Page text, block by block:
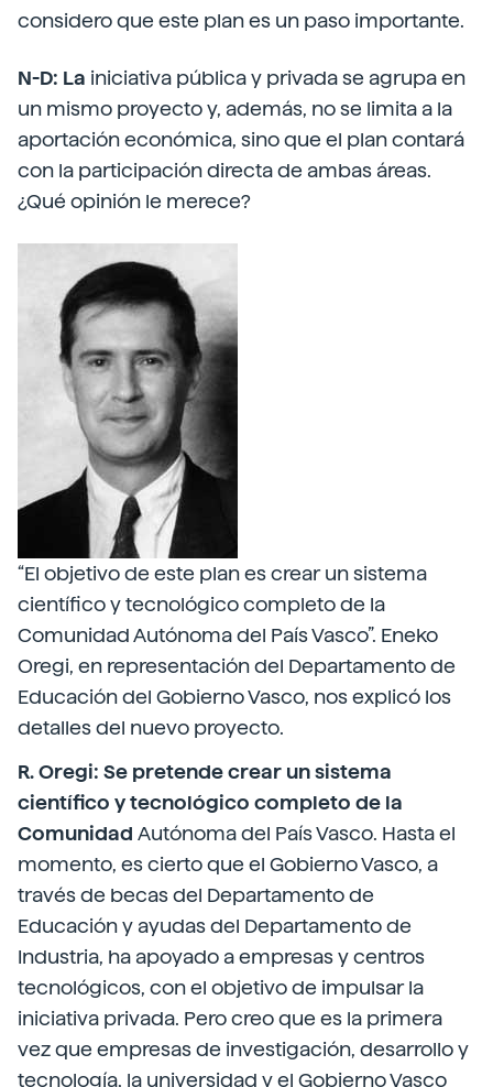
considero que este plan es un paso importante.
N-D: La iniciativa pública y privada se agrupa en
un mismo proyecto y, además, no se limita a la
aportación económica, sino que el plan contará
con la participación directa de ambas áreas.
¿Qué opinión le merece?
“El objetivo de este plan es crear un sistema
científico y tecnológico completo de la
Comunidad Autónoma del País Vasco”. Eneko
Oregi, en representación del Departamento de
Educación del Gobierno Vasco, nos explicó los
detalles del nuevo proyecto.
R. Oregi: Se pretende crear un sistema
científico y tecnológico completo de la
Comunidad Autónoma del País Vasco. Hasta el
momento, es cierto que el Gobierno Vasco, a
través de becas del Departamento de
Educación y ayudas del Departamento de
Industria, ha apoyado a empresas y centros
tecnológicos, con el objetivo de impulsar la
iniciativa privada. Pero creo que es la primera
vez que empresas de investigación, desarrollo y
tecnología, la universidad y el Gobierno Vasco